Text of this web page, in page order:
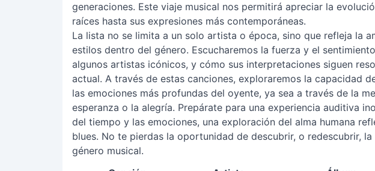
generaciones. Este viaje musical nos permitirá apreciar la
raíces hasta sus expresiones más contemporáneas.
La lista no se limita a un solo artista o época, sino que refleja la
estilos dentro del género. Escucharemos la fuerza y el
algunos artistas icónicos, y cómo sus interpretaciones siguen
actual. A través de estas canciones, exploraremos la capacidad
las emociones más profundas del oyente, ya sea a través de la
esperanza o la alegría. Prepárate para una experiencia auditiva
del tiempo y las emociones, una exploración del alma humana
blues. No te pierdas la oportunidad de descubrir, o redescubrir,
género musical.